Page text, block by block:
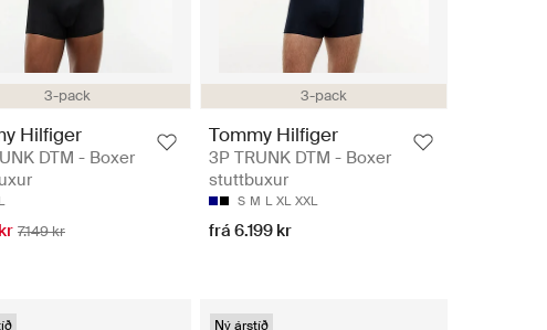
3-pack
Hilfiger
DTM - Boxer
L
7.149 kr
3-pack
Tommy Hilfiger
3P TRUNK DTM - Boxer
stuttbuxur
S M L XL XXL
frá 6.199 kr
Ný árstíð